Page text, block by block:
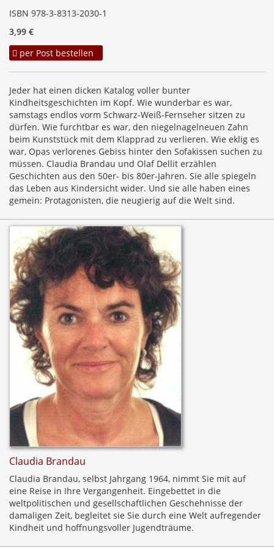
ISBN 978-3-8313-2030-1
3,99 €
per Post bestellen
Jeder hat einen dicken Katalog voller bunter
Kindheitsgeschichten im Kopf. Wie wunderbar es war,
samstags endlos vorm Schwarz-Weiß-Fernseher sitzen zu
dürfen. Wie furchtbar es war, den niegelnagelneuen Zahn
beim Kunststück mit dem Klapprad zu verlieren. Wie eklig es
war, Opas verlorenes Gebiss hinter den Sofakissen suchen zu
müssen. Claudia Brandau und Olaf Dellit erzählen
Geschichten aus den 50er- bis 80er-Jahren. Sie alle spiegeln
das Leben aus Kindersicht wider. Und sie alle haben eines
gemein: Protagonisten, die neugierig auf die Welt sind.
Claudia Brandau
Claudia Brandau, selbst Jahrgang 1964, nimmt Sie mit auf
eine Reise in Ihre Vergangenheit. Eingebettet in die
weltpolitischen und gesellschaftlichen Geschehnisse der
damaligen Zeit, begleitet sie Sie durch eine Welt aufregender
Kindheit und hoffnungsvoller Jugendträume.